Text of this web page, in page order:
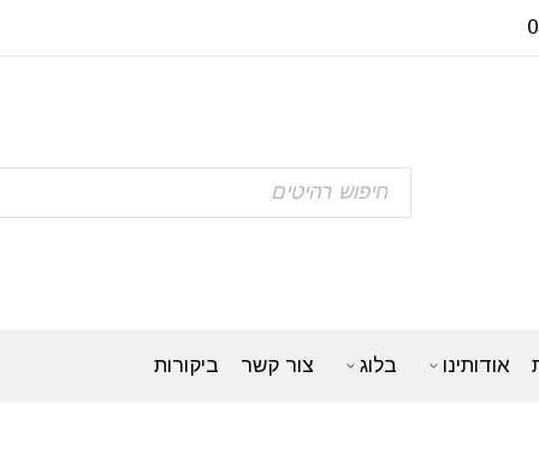
אודותינו בלוג צור קשר ביקורות